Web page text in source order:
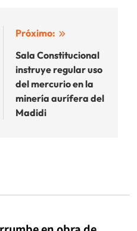
Próximo:
Sala Constitucional
instruye regular uso
del mercurio en la
minería aurífera del
Madidi